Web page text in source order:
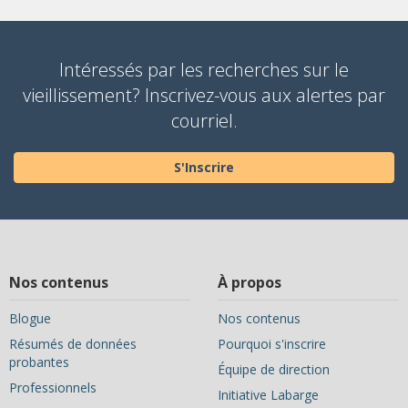
Intéressés par les recherches sur le
vieillissement? Inscrivez-vous aux alertes par
courriel.
S'Inscrire
Nos contenus
Blogue
Résumés de données
probantes
Professionnels
À propos
Nos contenus
Pourquoi s'inscrire
Équipe de direction
Initiative Labarge